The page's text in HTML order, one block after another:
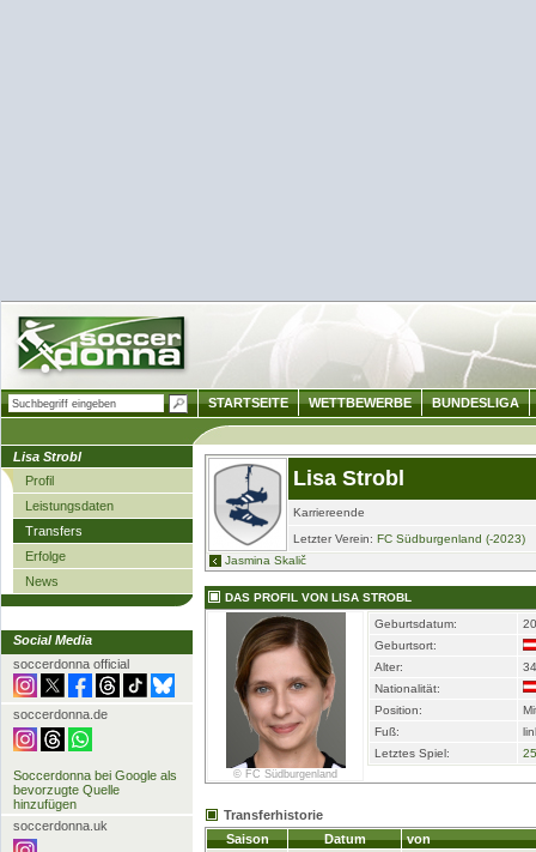
Lisa Strobl
Profil
Leistungsdaten
Transfers
Erfolge
News
Social Media
soccerdonna official
soccerdonna.de
Soccerdonna bei Google als
bevorzugte Quelle
hinzufügen
soccerdonna.uk
Lisa Strobl
Karriereende
Letzter Verein: FC Südburgenland (-2023)
Jasmina Skalič
DAS PROFIL VON LISA STROBL
© FC Südburgenland
Geburtsdatum:
Geburtsort:
Alter:
34
Nationalität:
Position:
Fuß:
Letztes Spiel:
Transferhistorie
Saison
Datum von
STARTSEITE WETTBEWERBE BUNDESLIGA